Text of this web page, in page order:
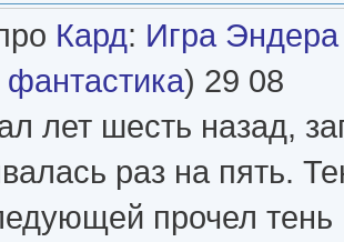
Кард: Игра
) 29 08
лет шесть назад,
раз на пять.
прочел тень